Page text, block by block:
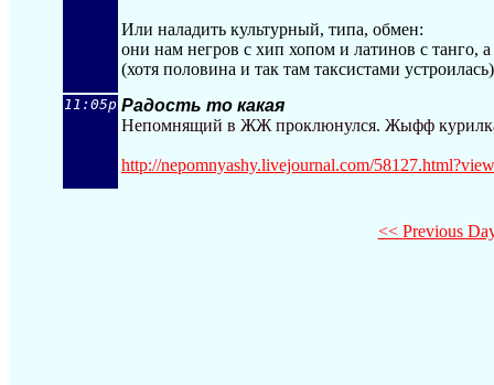
Или наладить культурный, типа, обмен:
они нам негров с хип хопом и латинов с
(хотя половина и так там таксистами
11:05p Радость то какая
Непомнящий в ЖЖ проклюнулся. Жыфф
http://nepomnyashy.livejournal.com/58127.h
<< Previous